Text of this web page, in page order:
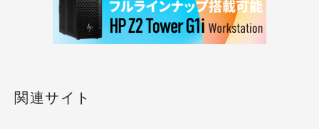
関連サイト